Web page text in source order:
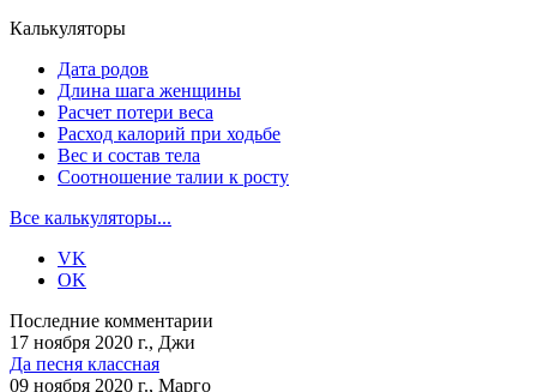
Калькуляторы
Дата родов
Длина шага женщины
Расчет потери веса
Расход калорий при ходьбе
Вес и состав тела
Соотношение талии к росту
Все калькуляторы...
VK
OK
Последние комментарии
17 ноября 2020 г., Джи
Да песня классная
09 ноября 2020 г., Марго